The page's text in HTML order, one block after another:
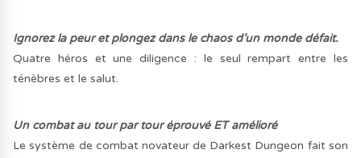
Ignorez la peur et plongez dans le chaos d’un monde défait.
Quatre héros et une diligence : le seul rempart entre les
ténèbres et le salut.
Un combat au tour par tour éprouvé ET amélioré
Le système de combat novateur de Darkest Dungeon fait son